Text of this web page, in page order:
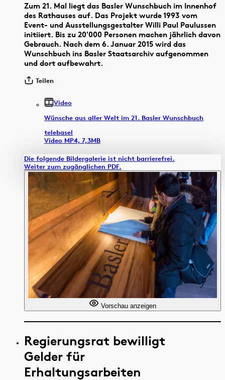
Zum 21. Mal liegt das Basler Wunschbuch im Innenhof
des Rathauses auf. Das Projekt wurde 1993 vom
Event- und Ausstellungsgestalter Willi Paul Paulussen
initiiert. Bis zu 20'000 Personen machen jährlich davon
Gebrauch. Nach dem 6. Januar 2015 wird das
Wunschbuch ins Basler Staatsarchiv aufgenommen
und dort aufbewahrt.
Teilen
Video
Wünsche aus aller Welt im 21. Basler Wunschbuch
telebasel
Video MP4, 7,3MB
Die folgende Bildergalerie ist nicht barrierefrei.
Weiter zum zugänglichen PDF.
Vorschau anzeigen
Regierungsrat bewilligt
Gelder für
Erhaltungsarbeiten